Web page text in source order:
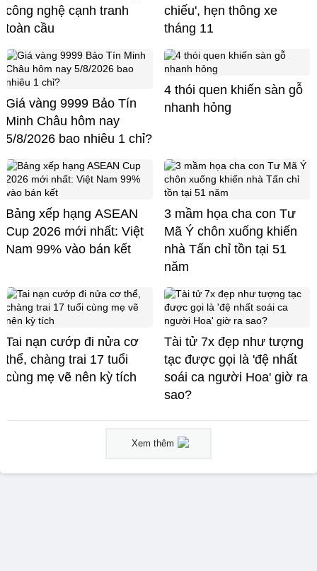
công nghệ cạnh tranh
toàn cầu
chiếu', hẹn thông xe
tháng 11
Giá vàng 9999 Bảo Tín
Minh Châu hôm nay
5/8/2026 bao nhiêu 1 chỉ?
4 thói quen khiến sàn gỗ
nhanh hỏng
Bảng xếp hạng ASEAN
Cup 2026 mới nhất: Việt
Nam 99% vào bán kết
3 mầm họa cha con Tư
Mã Ý chôn xuống khiến
nhà Tấn chỉ tồn tại 51
năm
Tai nạn cướp đi nửa cơ
thể, chàng trai 17 tuổi
cùng mẹ vẽ nên kỳ tích
Tài tử 7x đẹp như tượng
tạc được gọi là 'đệ nhất
soái ca người Hoa' giờ ra
sao?
Xem thêm